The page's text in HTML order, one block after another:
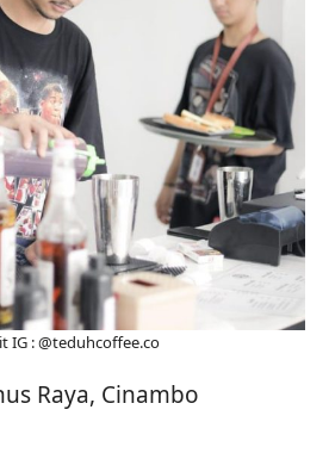
IG : @teduhcoffee.co
Raya, Cinambo